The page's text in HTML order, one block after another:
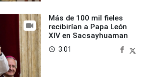
Más de 100 mil fieles
recibirían a Papa León
XIV en Sacsayhuaman
access_time 3:01